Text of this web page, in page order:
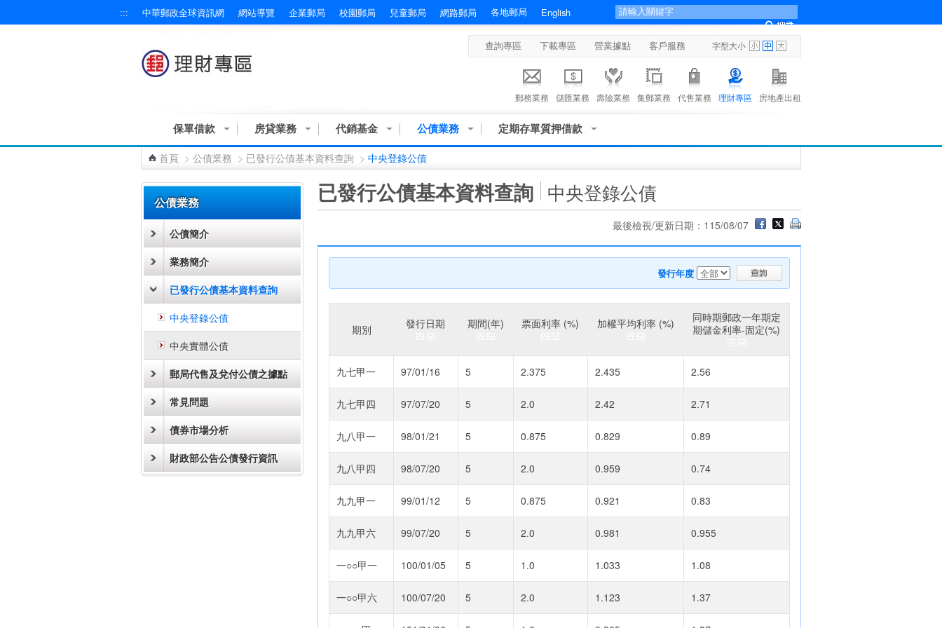
::: 中華郵政全球資訊網 網站導覽 企業郵局 校園郵局 兒童郵局 網路郵局 各地郵局 English
查詢專區 下載專區 營業據點 客戶服務 字型大小
郵務業務 儲匯業務 壽險業務 集郵業務 代售業務 理財專區 房地產出租
保單借款 房貸業務 代銷基金 公債業務 定期存單質押借款
首頁 > 公債業務 > 已發行公債基本資料查詢 > 中央登錄公債
公債業務
公債簡介
業務簡介
已發行公債基本資料查詢
中央登錄公債
中央實體公債
郵局代售及兌付公債之據點
常見問題
債券市場分析
財政部公告公債發行資訊
已發行公債基本資料查詢 中央登錄公債
最後檢視/更新日期：115/08/07
發行年度
期別 發行日期 期間(年) 票面利率 (%) 加權平均利率 (%)
同時期郵政一年期定
期儲金利率-固定(%)
九七甲一 97/01/16 5 2.375 2.435 2.56
九七甲四 97/07/20 5 2.0 2.42 2.71
九八甲一 98/01/21 5 0.875 0.829 0.89
九八甲四 98/07/20 5 2.0 0.959 0.74
九九甲一 99/01/12 5 0.875 0.921 0.83
九九甲六 99/07/20 5 2.0 0.981 0.955
一○○甲一 100/01/05 5 1.0 1.033 1.08
一○○甲六 100/07/20 5 2.0 1.123 1.37